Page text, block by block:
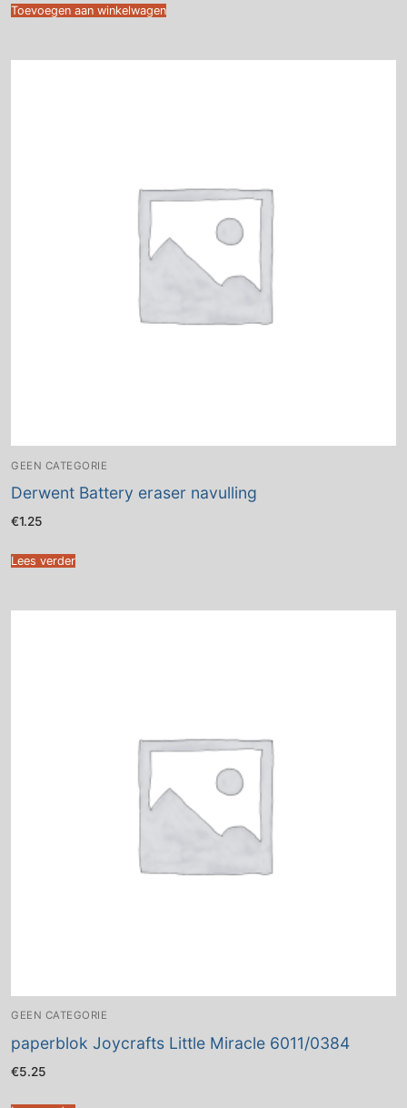
Toevoegen aan winkelwagen
GEEN CATEGORIE
Derwent Battery eraser navulling
€1.25
Lees verder
GEEN CATEGORIE
paperblok Joycrafts Little Miracle 6011/0384
€5.25